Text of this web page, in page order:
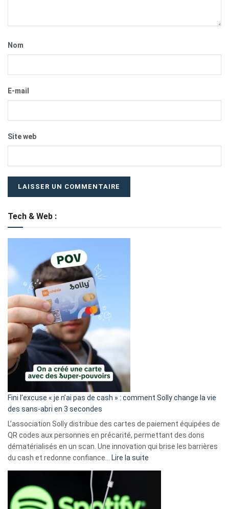
Nom
E-mail
Site web
Tech & Web :
Fini l’excuse « je n’ai pas de cash » : comment Solly change la vie
des sans-abri en 3 secondes
L’association Solly distribue des cartes de paiement équipées de
QR codes aux personnes en précarité, permettant des dons
dématérialisés en un scan. Une innovation qui brise les barrières
du cash et redonne confiance… Lire la suite
Fini